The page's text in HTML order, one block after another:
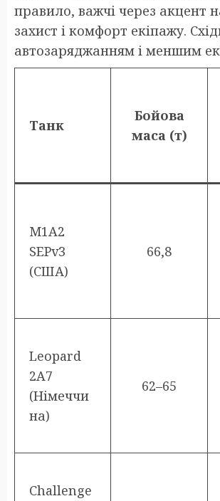
правило, важчі через акцент
захист і комфорт екіпажу.
автозаряджанням і меншим
Танк
Бойова
маса (т)
M1A2
SEPv3
(США)
66,8
Leopard
2A7
(Німеччи
на)
62–65
Challenge